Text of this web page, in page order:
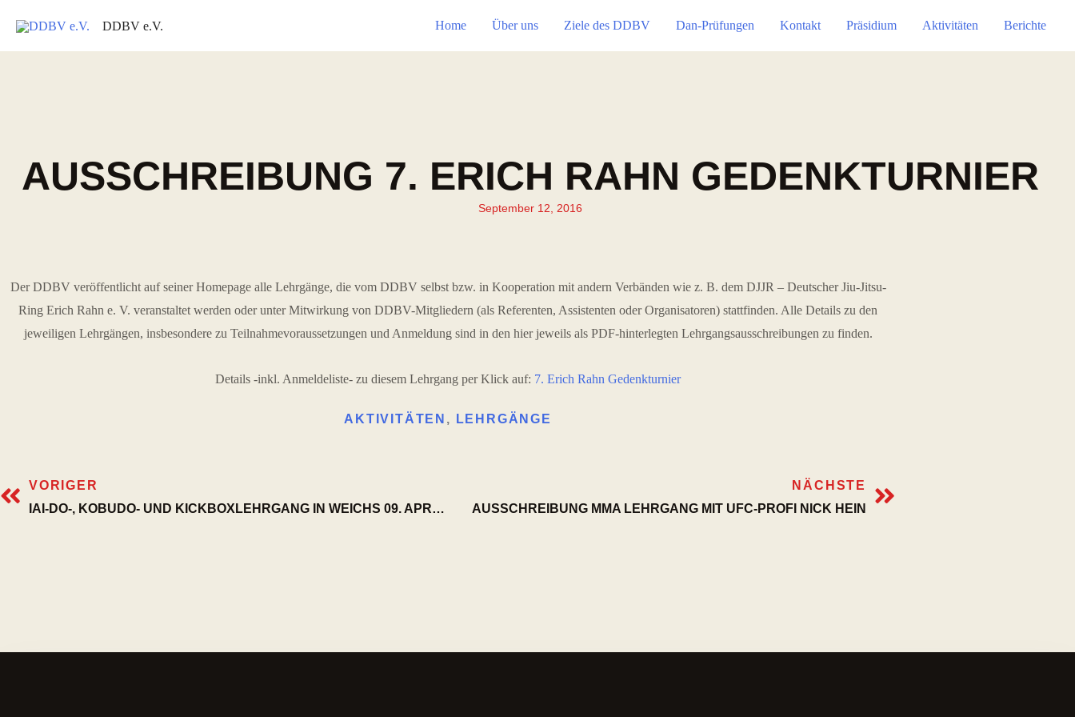
DDBV e.V. Home Über uns Ziele des DDBV Dan-Prüfungen Kontakt Präsidium Aktivitäten Berichte
AUSSCHREIBUNG 7. ERICH RAHN GEDENKTURNIER
September 12, 2016
Der DDBV veröffentlicht auf seiner Homepage alle Lehrgänge, die vom DDBV selbst bzw. in Kooperation mit andern Verbänden wie z. B. dem DJJR – Deutscher Jiu-Jitsu-
Ring Erich Rahn e. V. veranstaltet werden oder unter Mitwirkung von DDBV-Mitgliedern (als Referenten, Assistenten oder Organisatoren) stattfinden. Alle Details zu den
jeweiligen Lehrgängen, insbesondere zu Teilnahmevoraussetzungen und Anmeldung sind in den hier jeweils als PDF-hinterlegten Lehrgangsausschreibungen zu finden.
Details -inkl. Anmeldeliste- zu diesem Lehrgang per Klick auf: 7. Erich Rahn Gedenkturnier
AKTIVITÄTEN , LEHRGÄNGE
VORIGER
IAI-DO-, KOBUDO- UND KICKBOXLEHRGANG IN WEICHS 09. APRIL 2016
NÄCHSTE
AUSSCHREIBUNG MMA LEHRGANG MIT UFC-PROFI NICK HEIN